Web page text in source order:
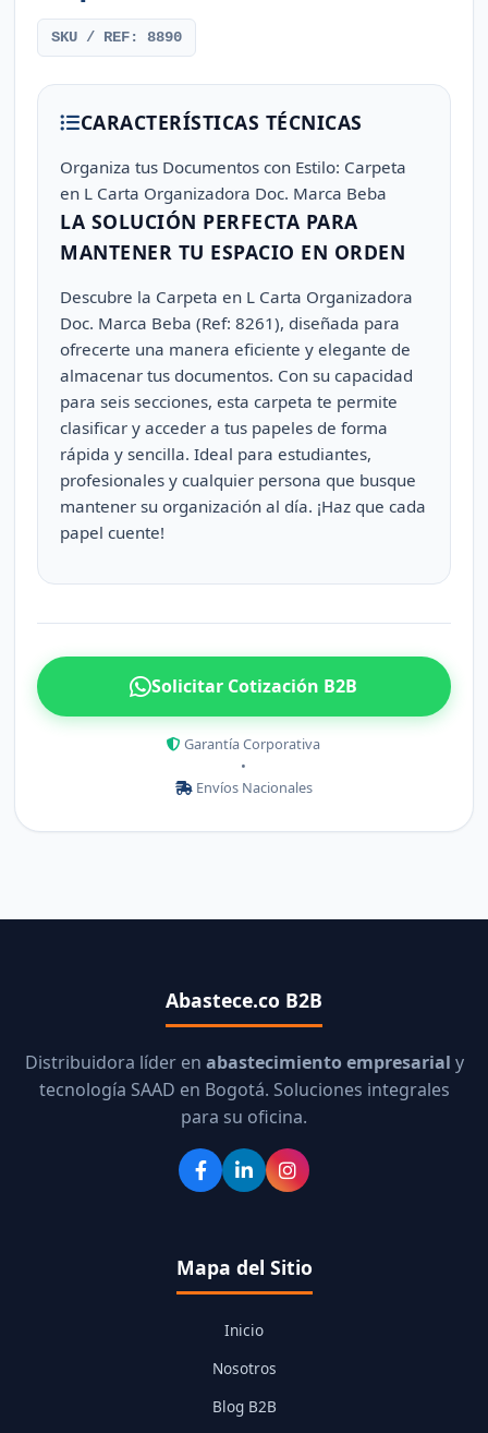
SKU / REF: 8890
CARACTERÍSTICAS TÉCNICAS
Organiza tus Documentos con Estilo: Carpeta
en L Carta Organizadora Doc. Marca Beba
LA SOLUCIÓN PERFECTA PARA
MANTENER TU ESPACIO EN ORDEN
Descubre la Carpeta en L Carta Organizadora
Doc. Marca Beba (Ref: 8261), diseñada para
ofrecerte una manera eficiente y elegante de
almacenar tus documentos. Con su capacidad
para seis secciones, esta carpeta te permite
clasificar y acceder a tus papeles de forma
rápida y sencilla. Ideal para estudiantes,
profesionales y cualquier persona que busque
mantener su organización al día. ¡Haz que cada
papel cuente!
Solicitar Cotización B2B
Garantía Corporativa
•
Envíos Nacionales
Abastece.co B2B
Distribuidora líder en abastecimiento empresarial y
tecnología SAAD en Bogotá. Soluciones integrales
para su oficina.
Mapa del Sitio
Inicio
Nosotros
Blog B2B